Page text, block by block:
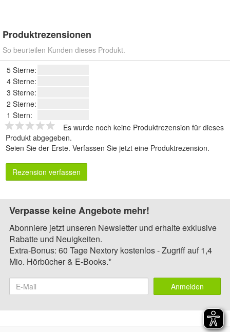
Produktrezensionen
So beurteilen Kunden dieses Produkt.
5 Sterne:
4 Sterne:
3 Sterne:
2 Sterne:
1 Stern:
Es wurde noch keine Produktrezension für dieses
Produkt abgegeben.
Seien Sie der Erste. Verfassen Sie jetzt eine Produktrezension.
Rezension verfassen
Verpasse keine Angebote mehr!
Abonniere jetzt unseren Newsletter und erhalte exklusive
Rabatte und Neuigkeiten.
Extra-Bonus: 60 Tage Nextory kostenlos - Zugriff auf 1,4
Mio. Hörbücher & E-Books.*
Anmelden